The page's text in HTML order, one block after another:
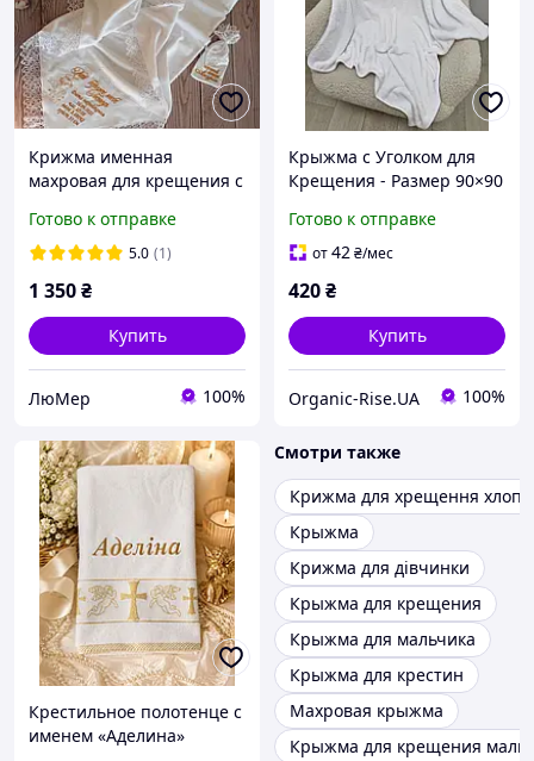
Крижма именная
махровая для крещения с
90х90 см
Готово к отправке
5.0 (1)
1 350₴
Купить
ЛюМер 100%
Крыжма с Уголком для
Крещения - Размер 90×90
Вышивка Ангела - Мягкая
- с Капюшоном
Готово к отправке
от42₴/мес
420₴
Купить
Organic-Rise.UA 100%
Крестильное полотенце с
именем «Аделина»
Смотри также
Крижма для хрещення
Крыжма
Крижма для дівчинки
Крыжма для крещения
Крыжма для мальчика
Крыжма для крестин
Махровая крыжма
Крыжма для крещения